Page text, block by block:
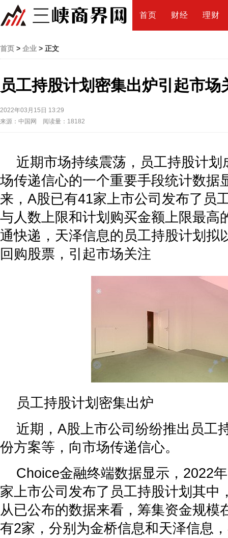
首页 财经 理财
首页 > 企业 > 正文
员工持股计划密集出炉引起市场
2022年03月15日 13:29
来源：中国网 阅读量：18182
近期市场持续震荡，员工持股计划
场传递信心的一个重要手段统计数据
来，A股已有41家上市公司发布了员
与人数上限和计划购买金额上限最高
通快递，天泽信息的员工持股计划拟
回购股票，引起市场关注
员工持股计划密集出炉
近期，A股上市公司纷纷推出员工
份方案等，向市场传递信心。
Choice金融终端数据显示，2022
家上市公司发布了员工持股计划其中
从已公布的数据来看，筹集资金规模
有2家，分别为金桥信息和天泽信息